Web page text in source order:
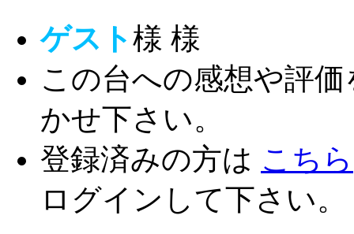
ゲスト様 様
この台への感想や評価
かせ下さい。
登録済みの方は こちら
ログインして下さい。